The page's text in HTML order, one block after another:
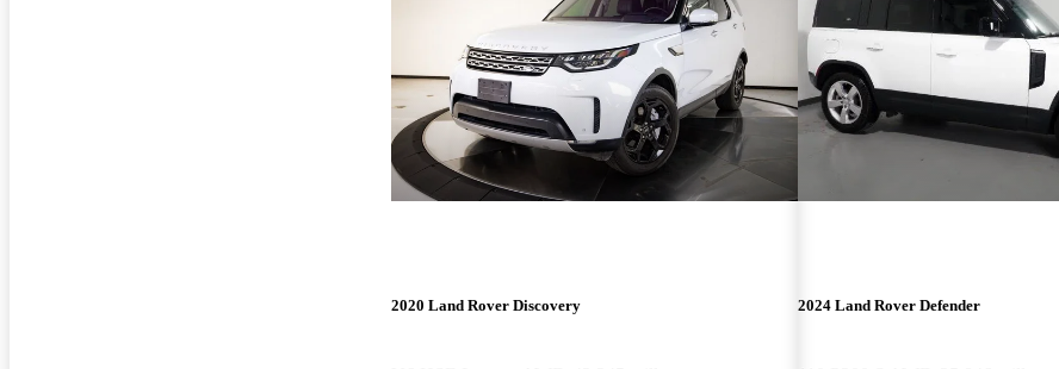
2020 Land Rover Discovery 2024 Land Rover Defender